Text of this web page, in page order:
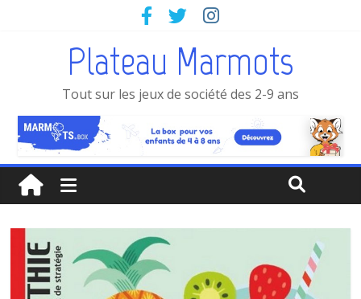
Plateau Marmots
Tout sur les jeux de société des 2-9 ans